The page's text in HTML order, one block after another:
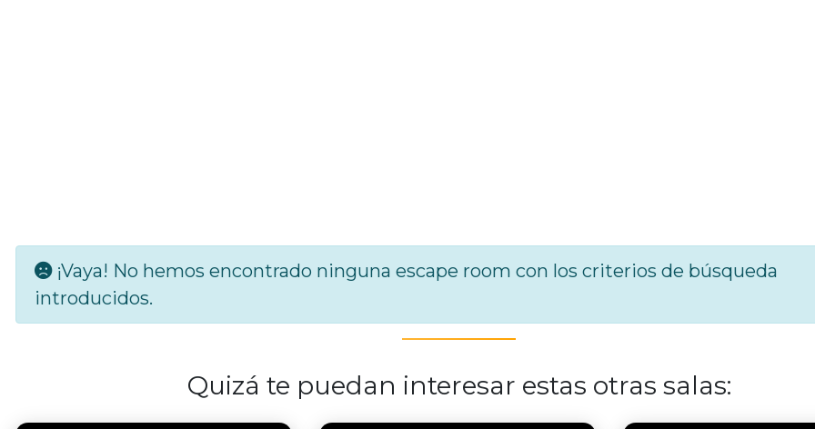
¡Vaya! No hemos encontrado ninguna escape room con los criterios de búsqueda
introducidos.
Quizá te puedan interesar estas otras salas: